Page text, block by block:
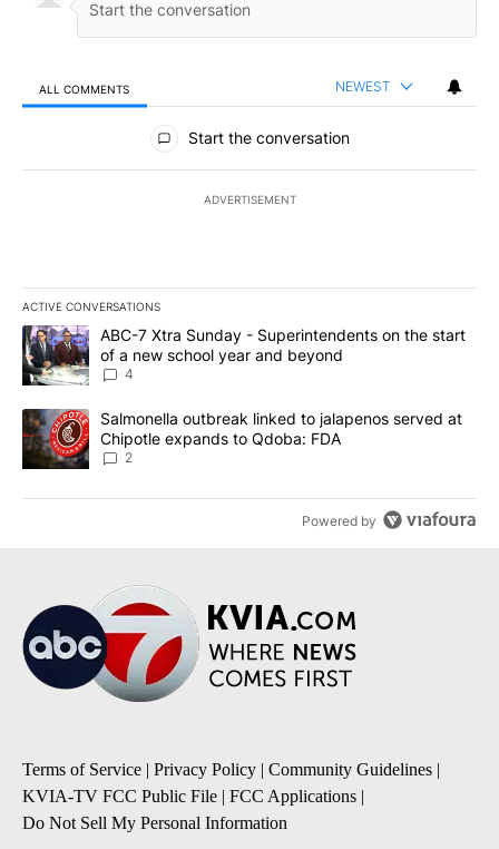
ALL COMMENTS NEWEST
All Comments
Start the conversation
ADVERTISEMENT
ACTIVE CONVERSATIONS
The following is a list of the most commented articles in the last
A trending article titled "ABC-7 Xtra Sunday - Superintendents
ABC-7 Xtra Sunday - Superintendents on the start
of a new school year and beyond
4
A trending article titled "Salmonella outbreak linked to
Salmonella outbreak linked to jalapenos served at
Chipotle expands to Qdoba: FDA
2
Powered by
Terms of Service | Privacy Policy | Community Guidelines |
KVIA-TV FCC Public File | FCC Applications |
Do Not Sell My Personal Information